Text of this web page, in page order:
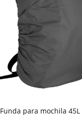
Funda para mochila 45L